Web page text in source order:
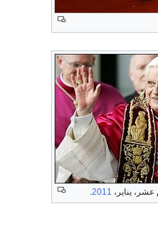
عشر، يناير، 2011
.